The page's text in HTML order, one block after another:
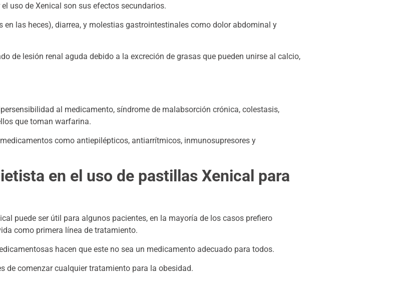
uso de Xenical son sus efectos secundarios.
en las heces), diarrea, y molestias gastrointestinales como dolor abdominal y
de lesión renal aguda debido a la excreción de grasas que pueden unirse al calcio,
al medicamento, síndrome de malabsorción crónica, colestasis,
que toman warfarina.
como antiepilépticos, antiarrítmicos, inmunosupresores y
en el uso de pastillas Xenical para
puede ser útil para algunos pacientes, en la mayoría de los casos prefiero
como primera línea de tratamiento.
hacen que este no sea un medicamento adecuado para todos.
de comenzar cualquier tratamiento para la obesidad.